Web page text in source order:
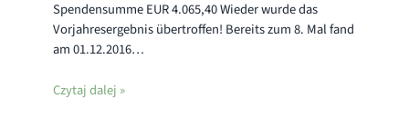
Spendensumme EUR 4.065,40 Wieder wurde das
Vorjahresergebnis übertroffen! Bereits zum 8. Mal fand
am 01.12.2016…
Czytaj dalej »